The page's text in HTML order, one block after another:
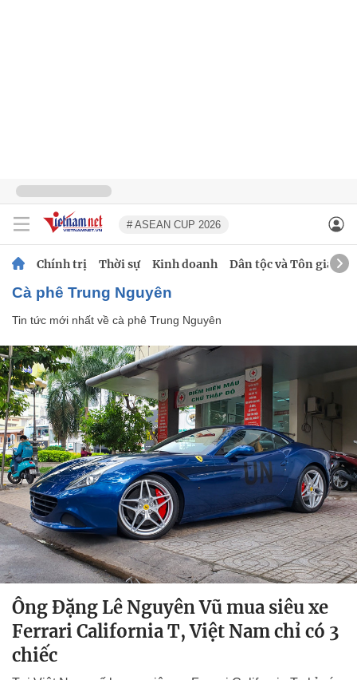
# ASEAN CUP 2026
Chính trị Thời sự Kinh doanh Dân tộc và Tôn giáo
cà phê Trung Nguyên
Tin tức mới nhất về cà phê Trung Nguyên
Ông Đặng Lê Nguyên Vũ mua siêu xe
Ferrari California T, Việt Nam chỉ có 3
chiếc